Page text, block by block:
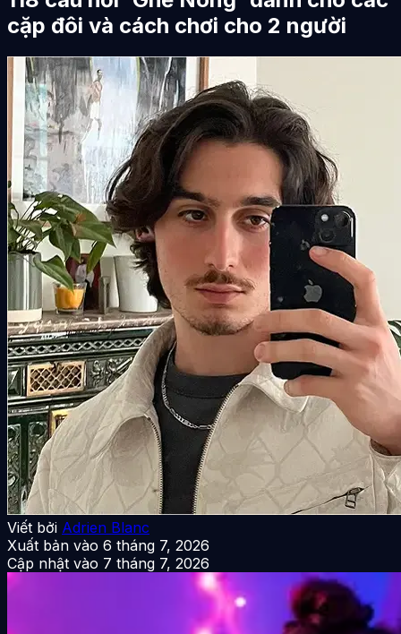
cặp đôi và cách chơi cho 2 người
Viết bởi Adrien Blanc
Xuất bản vào 6 tháng 7, 2026
Cập nhật vào 7 tháng 7, 2026